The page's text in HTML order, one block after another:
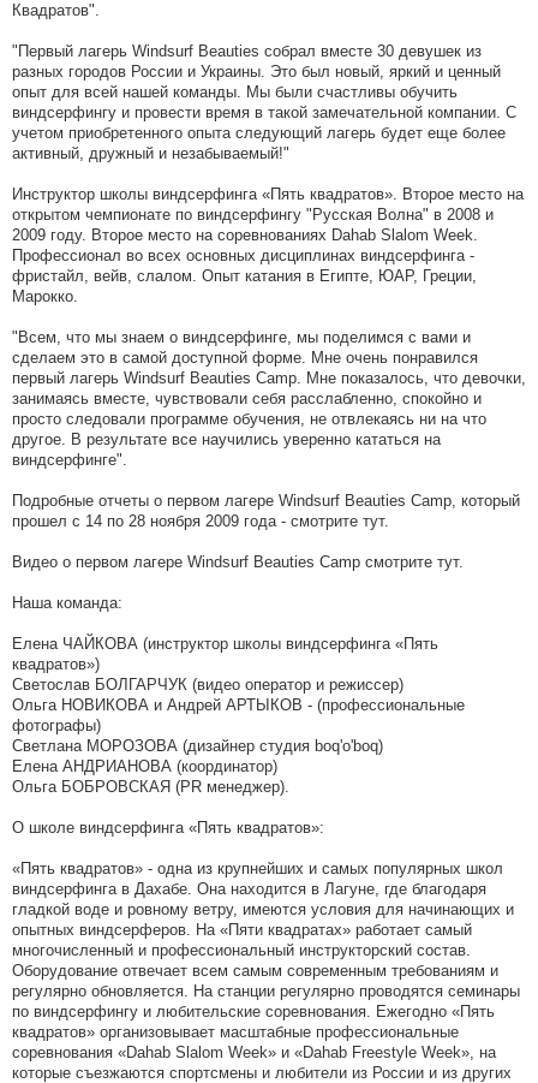
Квадратов".
"Первый лагерь Windsurf Beauties собрал вместе 30 девушек из
разных городов России и Украины. Это был новый, яркий и ценный
опыт для всей нашей команды. Мы были счастливы обучить
виндсерфингу и провести время в такой замечательной компании. С
учетом приобретенного опыта следующий лагерь будет еще более
активный, дружный и незабываемый!"
Инструктор школы виндсерфинга «Пять квадратов». Второе место на
открытом чемпионате по виндсерфингу "Русская Волна" в 2008 и
2009 году. Второе место на соревнованиях Dahab Slalom Week.
Профессионал во всех основных дисциплинах виндсерфинга -
фристайл, вейв, слалом. Опыт катания в Египте, ЮАР, Греции,
Марокко.
"Всем, что мы знаем о виндсерфинге, мы поделимся с вами и
сделаем это в самой доступной форме. Мне очень понравился
первый лагерь Windsurf Beauties Camp. Мне показалось, что девочки,
занимаясь вместе, чувствовали себя расслабленно, спокойно и
просто следовали программе обучения, не отвлекаясь ни на что
другое. В результате все научились уверенно кататься на
виндсерфинге".
Подробные отчеты о первом лагере Windsurf Beauties Camp, который
прошел с 14 по 28 ноября 2009 года - смотрите тут.
Видео о первом лагере Windsurf Beauties Camp смотрите тут.
Наша команда:
Елена ЧАЙКОВА (инструктор школы виндсерфинга «Пять
квадратов»)
Светослав БОЛГАРЧУК (видео оператор и режиссер)
Ольга НОВИКОВА и Андрей АРТЫКОВ - (профессиональные
фотографы)
Светлана МОРОЗОВА (дизайнер студия boq'o'boq)
Елена АНДРИАНОВА (координатор)
Ольга БОБРОВСКАЯ (PR менеджер).
О школе виндсерфинга «Пять квадратов»:
«Пять квадратов» - одна из крупнейших и самых популярных школ
виндсерфинга в Дахабе. Она находится в Лагуне, где благодаря
гладкой воде и ровному ветру, имеются условия для начинающих и
опытных виндсерферов. На «Пяти квадратах» работает самый
многочисленный и профессиональный инструкторский состав.
Оборудование отвечает всем самым современным требованиям и
регулярно обновляется. На станции регулярно проводятся семинары
по виндсерфингу и любительские соревнования. Ежегодно «Пять
квадратов» организовывает масштабные профессиональные
соревнования «Dahab Slalom Week» и «Dahab Freestyle Week», на
которые съезжаются спортсмены и любители из России и из других